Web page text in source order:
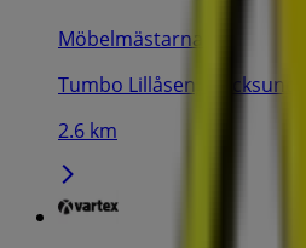
Möbelmästarna
Tumbo Lillåsen, Kvicksund
2.6 km